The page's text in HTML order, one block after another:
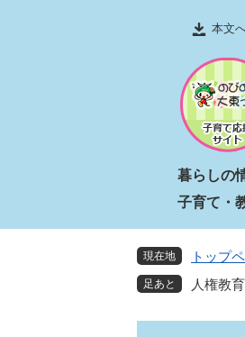
文
本文
暮らしの
子育て・
現在地 トップ
人権教